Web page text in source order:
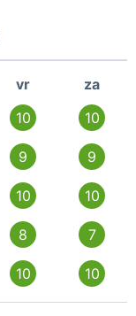
vr
za
10 10
9 9
10 10
8 7
10 10